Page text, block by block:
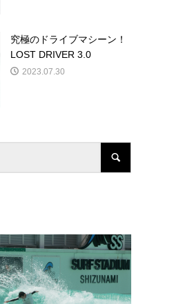
究極のドライブマシーン！
LOST DRIVER 3.0
2023.07.30